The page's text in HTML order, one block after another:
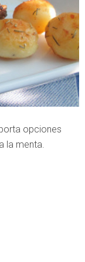
opciones
la menta.